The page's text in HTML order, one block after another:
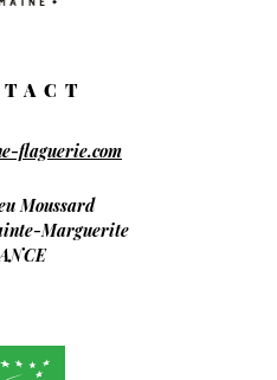
flaguerie.com
Moussard
Marguerite